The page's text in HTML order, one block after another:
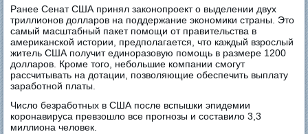
Ранее Сенат США принял законопроект о выделении двух
триллионов долларов на поддержание экономики страны. Это
самый масштабный пакет помощи от правительства в
американской истории, предполагается, что каждый взрослый
житель США получит единоразовую помощь в размере 1200
долларов. Кроме того, небольшие компании смогут
рассчитывать на дотации, позволяющие обеспечить выплату
заработной платы.
Число безработных в США после вспышки эпидемии
коронавируса превзошло все прогнозы и составило 3,3
миллиона человек.